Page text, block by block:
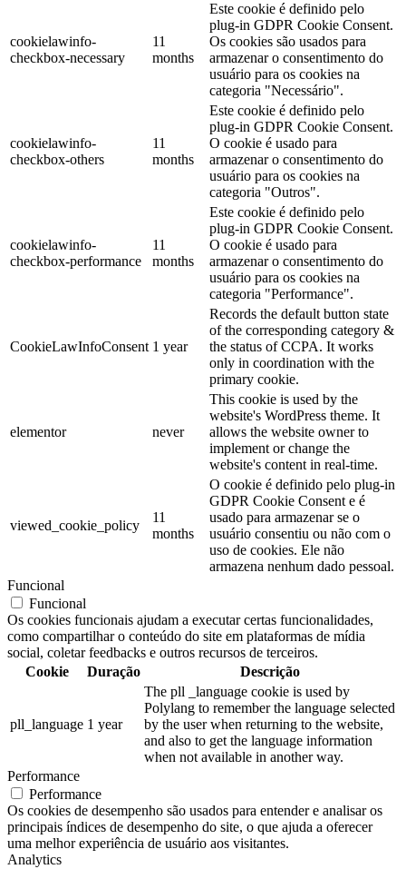
cookielawinfo-
checkbox-necessary
11
months
Este cookie é definido pelo
plug-in GDPR Cookie Consent.
Os cookies são usados para
armazenar o consentimento do
usuário para os cookies na
categoria "Necessário".
cookielawinfo-
checkbox-others
11
months
Este cookie é definido pelo
plug-in GDPR Cookie Consent.
O cookie é usado para
armazenar o consentimento do
usuário para os cookies na
categoria "Outros".
cookielawinfo-
checkbox-performance
11
months
Este cookie é definido pelo
plug-in GDPR Cookie Consent.
O cookie é usado para
armazenar o consentimento do
usuário para os cookies na
categoria "Performance".
CookieLawInfoConsent 1 year
Records the default button state
of the corresponding category &
the status of CCPA. It works
only in coordination with the
primary cookie.
elementor never
This cookie is used by the
website's WordPress theme. It
allows the website owner to
implement or change the
website's content in real-time.
viewed_cookie_policy
11
months
O cookie é definido pelo plug-in
GDPR Cookie Consent e é
usado para armazenar se o
usuário consentiu ou não com o
uso de cookies. Ele não
armazena nenhum dado pessoal.
Funcional
Funcional
Os cookies funcionais ajudam a executar certas funcionalidades,
como compartilhar o conteúdo do site em plataformas de mídia
social, coletar feedbacks e outros recursos de terceiros.
Cookie
Duração Descrição
pll_language 1 year
The pll _language cookie is used by
Polylang to remember the language selected
by the user when returning to the website,
and also to get the language information
when not available in another way.
Performance
Performance
Os cookies de desempenho são usados para entender e analisar os
principais índices de desempenho do site, o que ajuda a oferecer
uma melhor experiência de usuário aos visitantes.
Analytics